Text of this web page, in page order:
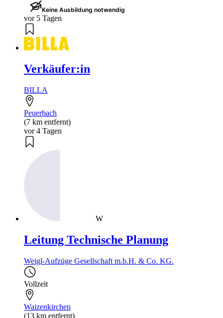
Keine Ausbildung notwendig
vor 5 Tagen
Verkäufer:in
BILLA
Peuerbach
(7 km entfernt)
vor 4 Tagen
W
Leitung Technische Planung
Weigl-Aufzüge Gesellschaft m.b.H. & Co. KG.
Vollzeit
Waizenkirchen
(13 km entfernt)